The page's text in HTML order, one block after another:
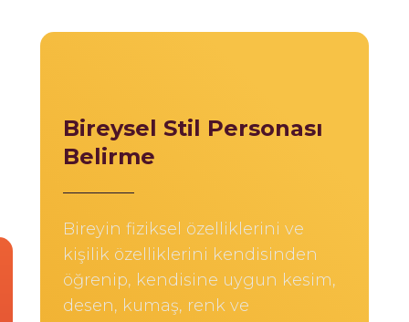
Bireysel Stil Personası
Belirme
Bireyin fiziksel özelliklerini ve
kişilik özelliklerini kendisinden
öğrenip, kendisine uygun kesim,
desen, kumaş, renk ve